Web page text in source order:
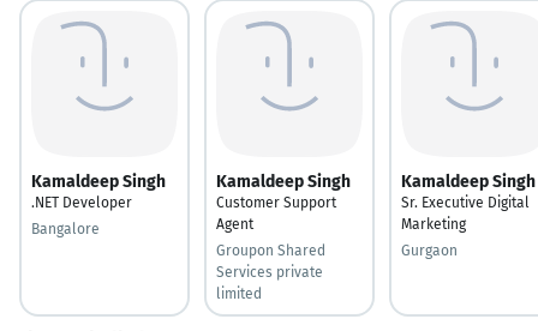
Kamaldeep Singh
.NET Developer
Bangalore
Kamaldeep Singh
Customer Support
Agent
Groupon Shared
Services private
limited
Kamaldeep Singh
Sr. Executive Digital
Marketing
Gurgaon